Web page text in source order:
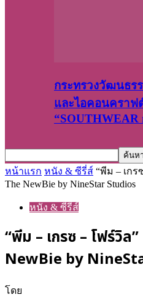
กระทรวงวัฒนธร
และไอคอนคราฟ
“SOUTHWEAR
หน้าแรก หนัง & ซีรี่ส์ “พีม – เกร
The NewBie by NineStar Studios
หนัง & ซีรี่ส์
“พีม – เกรซ – โฟร์วิล
NewBie by
โดย